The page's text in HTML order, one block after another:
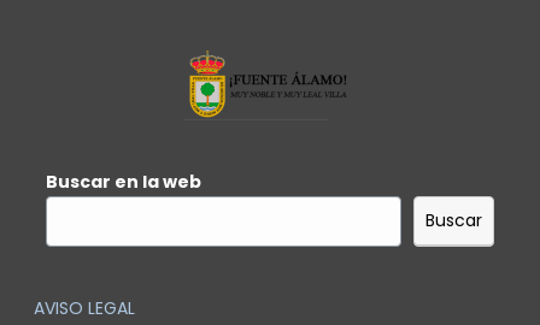
Buscar en la web
Buscar
AVISO LEGAL